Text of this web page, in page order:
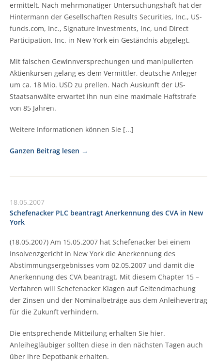
ermittelt. Nach mehrmonatiger Untersuchungshaft hat der
Hintermann der Gesellschaften Results Securities, Inc., US-
funds.com, Inc., Signature Investments, Inc, und Direct
Participation, Inc. in New York ein Geständnis abgelegt.
Mit falschen Gewinnversprechungen und manipulierten
Aktienkursen gelang es dem Vermittler, deutsche Anleger
um ca. 18 Mio. USD zu prellen. Nach Auskunft der US-
Staatsanwälte erwartet ihn nun eine maximale Haftstrafe
von 85 Jahren.
Weitere Informationen können Sie [...]
Ganzen Beitrag lesen
18.05.2007
Schefenacker PLC beantragt Anerkennung des CVA in New
York
(18.05.2007) Am 15.05.2007 hat Schefenacker bei einem
Insolvenzgericht in New York die Anerkennung des
Abstimmungsergebnisses vom 02.05.2007 und damit die
Anerkennung des CVA beantragt. Mit diesem Chapter 15 –
Verfahren will Schefenacker Klagen auf Geltendmachung
der Zinsen und der Nominalbeträge aus dem Anleihevertrag
für die Zukunft verhindern.
Die entsprechende Mitteilung erhalten Sie hier.
Anleihegläubiger sollten diese in den nächsten Tagen auch
über ihre Depotbank erhalten.